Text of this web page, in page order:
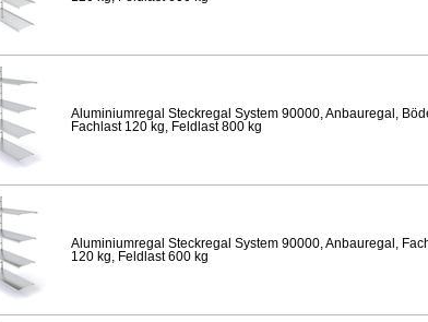
Aluminiumregal Steckregal System 90000, Anbauregal,
Fachlast 120 kg, Feldlast 800 kg
Aluminiumregal Steckregal System 90000, Anbauregal,
120 kg, Feldlast 600 kg